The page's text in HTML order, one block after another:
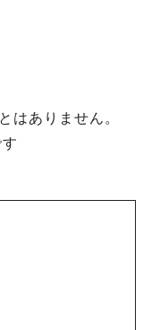
はありません。